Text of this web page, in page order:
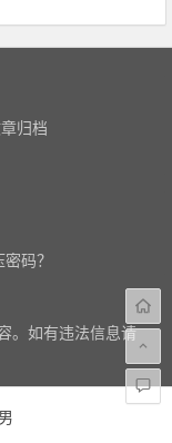
归档
码？
。如有违法信息请